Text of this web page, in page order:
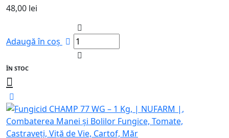
48,00 lei
Adaugă în coș
ÎN STOC